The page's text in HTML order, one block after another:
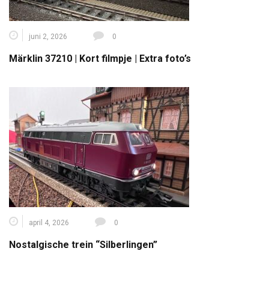
juni 2, 2026 0
Märklin 37210 | Kort filmpje | Extra foto’s
april 4, 2026 0
Nostalgische trein “Silberlingen”